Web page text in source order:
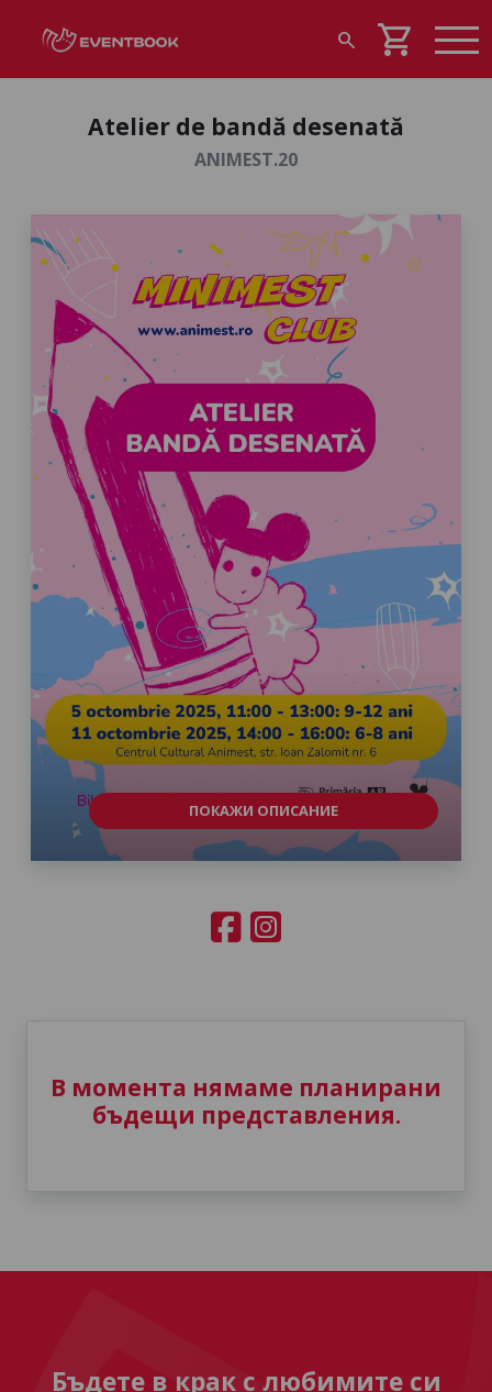
search shopping_cart
Atelier de bandă desenată
ANIMEST.20
ПОКАЖИ ОПИСАНИЕ
В момента нямаме планирани
бъдещи представления.
Бъдете в крак с любимите си